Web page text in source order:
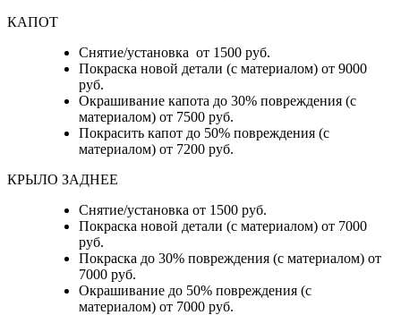
КАПОТ
Снятие/установка от 1500 руб.
Покраска новой детали (с материалом) от 9000
руб.
Окрашивание капота до 30% повреждения (с
материалом) от 7500 руб.
Покрасить капот до 50% повреждения (с
материалом) от 7200 руб.
КРЫЛО ЗАДНЕЕ
Снятие/установка от 1500 руб.
Покраска новой детали (с материалом) от 7000
руб.
Покраска до 30% повреждения (с материалом) от
7000 руб.
Окрашивание до 50% повреждения (с
материалом) от 7000 руб.